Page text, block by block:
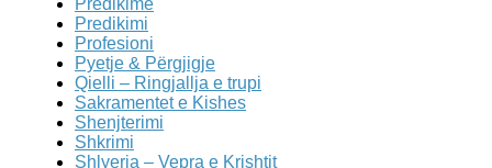
Predikime
Predikimi
Profesioni
Pyetje & Përgjigje
Qielli – Ringjallja e trupi
Sakramentet e Kishes
Shenjterimi
Shkrimi
Shlyerja – Vepra e Krishtit